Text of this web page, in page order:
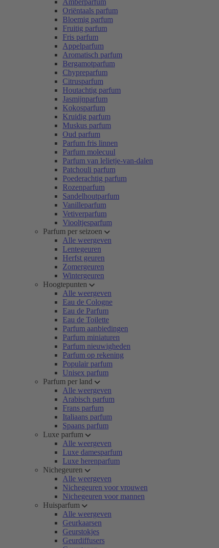
Amberparfum
Oriëntaals parfum
Bloemig parfum
Fruitig parfum
Fris parfum
Appelparfum
Aromatisch parfum
Bergamotparfum
Chypreparfum
Citrusparfum
Houtachtig parfum
Jasmijnparfum
Kokosparfum
Kruidig parfum
Muskus parfum
Oud parfum
Parfum fris linnen
Parfum molecuul
Parfum van lelietje-van-dalen
Patchouli parfum
Poederachtig parfum
Rozenparfum
Sandelhoutparfum
Vanilleparfum
Vetiverparfum
Viooltjesparfum
Parfum per seizoen
Alle weergeven
Lentegeuren
Herfst geuren
Zomergeuren
Wintergeuren
Hoogtepunten
Alle weergeven
Eau de Cologne
Eau de Parfum
Eau de Toilette
Parfum aanbiedingen
Parfum miniaturen
Parfum nieuwigheden
Parfum op rekening
Populair parfum
Unisex parfum
Parfum per land
Alle weergeven
Arabisch parfum
Frans parfum
Italiaans parfum
Spaans parfum
Luxe parfum
Alle weergeven
Luxe damesparfum
Luxe herenparfum
Nichegeuren
Alle weergeven
Nichegeuren voor vrouwen
Nichegeuren voor mannen
Huisparfum
Alle weergeven
Geurkaarsen
Geurstokjes
Geurdiffusers